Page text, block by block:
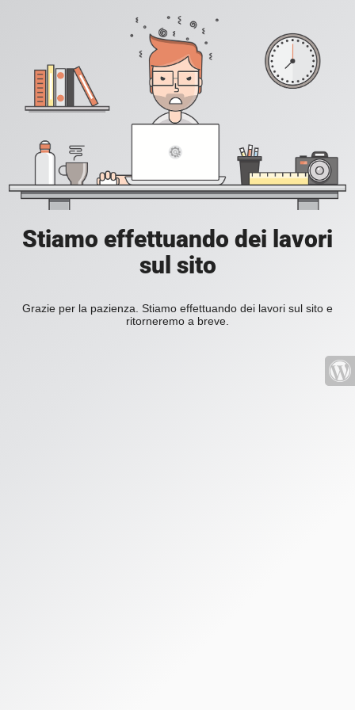
Stiamo effettuando dei lavori
sul sito
Grazie per la pazienza. Stiamo effettuando dei lavori sul sito e
ritorneremo a breve.